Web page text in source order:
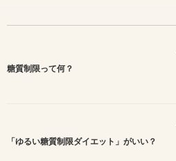
糖質制限って何？
「ゆるい糖質制限ダイエット」がいい？